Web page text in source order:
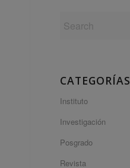
CATEGORÍAS
Instituto
Investigación
Posgrado
Revista